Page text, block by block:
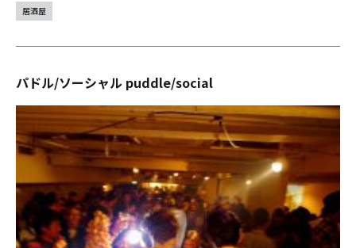
居酒屋
パドル/ソーシャル puddle/social